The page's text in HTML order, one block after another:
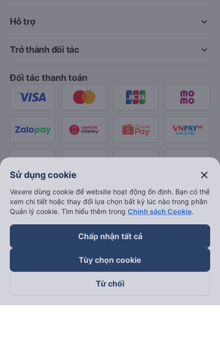
keyboard_arrow_down
Hỗ trợ
keyboard_arrow_down
Trở thành đối tác
Đối tác thanh toán
Theo dõi chúng tôi trên
Sử dụng cookie close
Vexere dùng cookie để website hoạt động ổn định. Bạn có thể
xem chi tiết hoặc thay đổi lựa chọn bất kỳ lúc nào trong phần
Quản lý cookie. Tìm hiểu thêm trong Chính sách Cookie.
Chấp nhận tất cả
Tùy chọn cookie
Từ chối